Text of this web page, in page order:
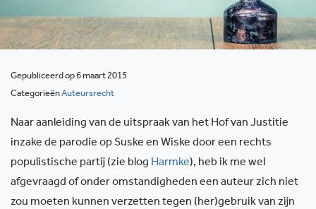
Gepubliceerd op 6 maart 2015
CategorieënAuteursrecht
Naar aanleiding van de uitspraak van het Hof van Justitie
inzake de parodie op Suske en Wiske door een rechts
populistische partij (zie blog Harmke), heb ik me wel
afgevraagd of onder omstandigheden een auteur zich niet
zou moeten kunnen verzetten tegen (her)gebruik van zijn